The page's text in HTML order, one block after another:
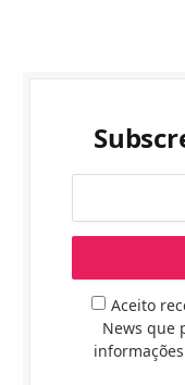
Aceito
News que